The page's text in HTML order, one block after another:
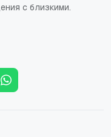
с близкими.